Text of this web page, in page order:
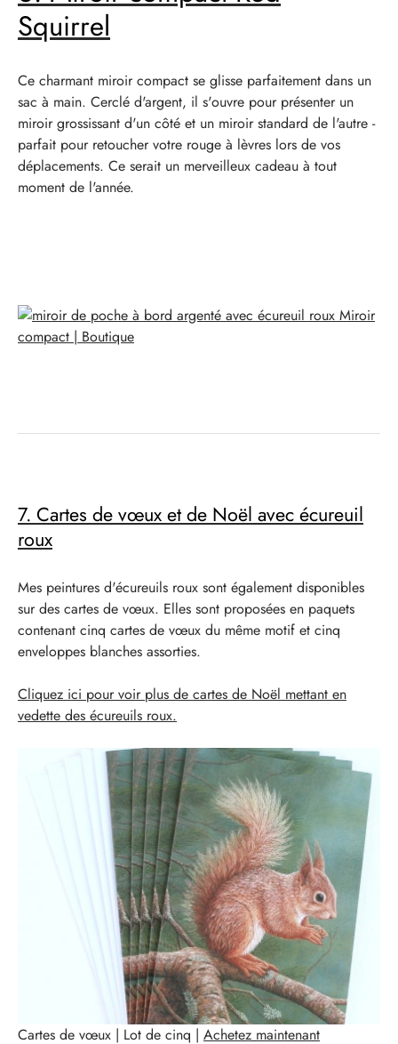
Squirrel
Ce charmant miroir compact se glisse parfaitement dans un
sac à main. Cerclé d'argent, il s'ouvre pour présenter un
miroir grossissant d'un côté et un miroir standard de l'autre -
parfait pour retoucher votre rouge à lèvres lors de vos
déplacements. Ce serait un merveilleux cadeau à tout
moment de l'année.
Miroir
compact | Boutique
7. Cartes de vœux et de Noël avec écureuil
roux
Mes peintures d'écureuils roux sont également disponibles
sur des cartes de vœux. Elles sont proposées en paquets
contenant cinq cartes de vœux du même motif et cinq
enveloppes blanches assorties.
Cliquez ici pour voir plus de cartes de Noël mettant en
vedette des écureuils roux.
Cartes de vœux | Lot de cinq | Achetez maintenant